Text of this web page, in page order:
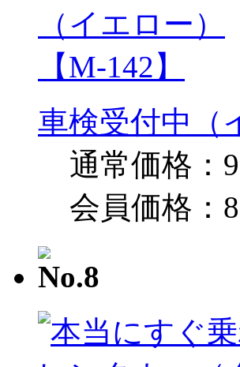
車検受付中（
通常価格：
会員価格：